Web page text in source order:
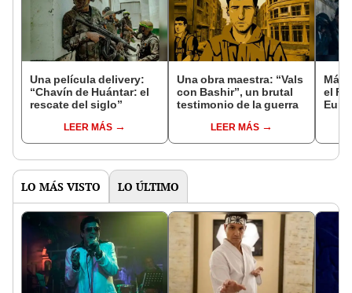
Una película delivery:
“Chavín de Huántar: el
rescate del siglo”
LEER MÁS
Una obra maestra: “Vals
con Bashir”, un brutal
testimonio de la guerra
LEER MÁS
Más
el
LO MÁS VISTO LO ÚLTIMO